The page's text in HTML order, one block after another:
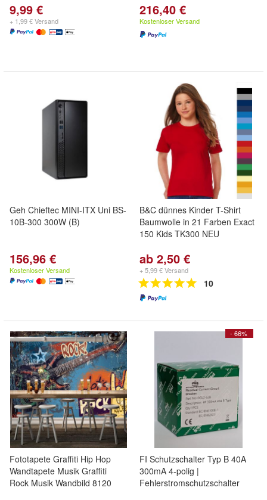
9,99 €
+ 1,99 € Versand
216,40 €
Kostenloser Versand
Geh Chieftec MINI-ITX Uni BS-
10B-300 300W (B)
156,96 €
Kostenloser Versand
B&C dünnes Kinder T-Shirt
Baumwolle in 21 Farben Exact
150 Kids TK300 NEU
ab 2,50 €
+ 5,99 € Versand
10
Fototapete Graffiti Hip Hop
Wandtapete Musik Graffiti
Rock Musik Wandbild 8120
- 66%
FI Schutzschalter Typ B 40A
300mA 4-polig |
Fehlerstromschutzschalter